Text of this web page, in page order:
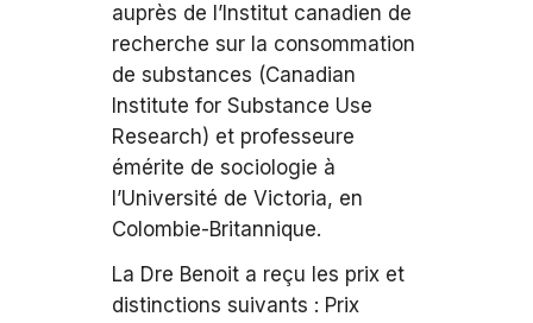
auprès de l’Institut canadien de
recherche sur la consommation
de substances (Canadian
Institute for Substance Use
Research) et professeure
émérite de sociologie à
l’Université de Victoria, en
Colombie-Britannique.
La Dre Benoit a reçu les prix et
distinctions suivants : Prix